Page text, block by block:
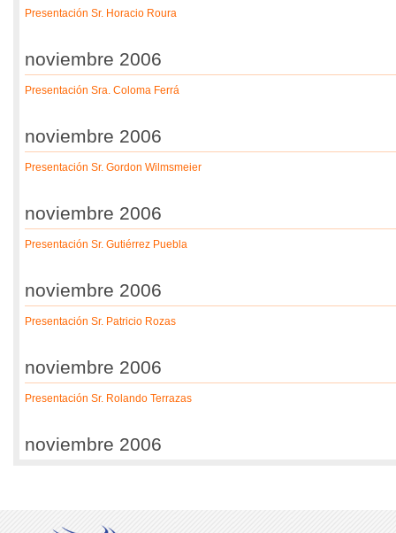
Presentación Sr. Horacio Roura
noviembre 2006
Presentación Sra. Coloma Ferrá
noviembre 2006
Presentación Sr. Gordon Wilmsmeier
noviembre 2006
Presentación Sr. Gutiérrez Puebla
noviembre 2006
Presentación Sr. Patricio Rozas
noviembre 2006
Presentación Sr. Rolando Terrazas
noviembre 2006